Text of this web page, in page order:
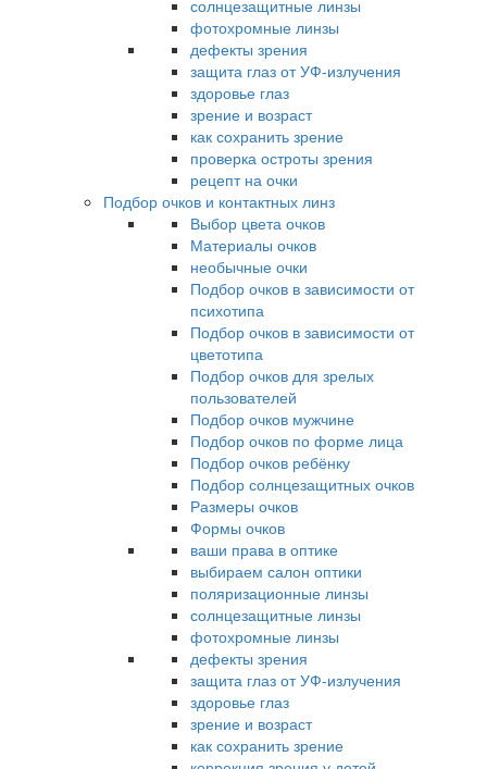
солнцезащитные линзы
фотохромные линзы
дефекты зрения
защита глаз от УФ-излучения
здоровье глаз
зрение и возраст
как сохранить зрение
проверка остроты зрения
рецепт на очки
Подбор очков и контактных линз
Выбор цвета очков
Материалы очков
необычные очки
Подбор очков в зависимости от
психотипа
Подбор очков в зависимости от
цветотипа
Подбор очков для зрелых
пользователей
Подбор очков мужчине
Подбор очков по форме лица
Подбор очков ребёнку
Подбор солнцезащитных очков
Размеры очков
Формы очков
ваши права в оптике
выбираем салон оптики
поляризационные линзы
солнцезащитные линзы
фотохромные линзы
дефекты зрения
защита глаз от УФ-излучения
здоровье глаз
зрение и возраст
как сохранить зрение